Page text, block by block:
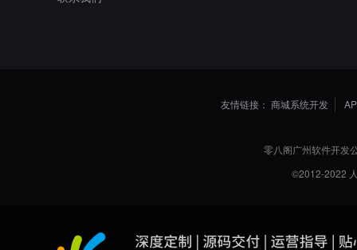
友情链接： 商城系统开发
零八阁广州软件开发
©2012-2022